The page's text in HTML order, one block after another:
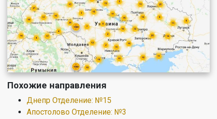
Похожие направления
Днепр Отделение: №15
Апостолово Отделение: №3